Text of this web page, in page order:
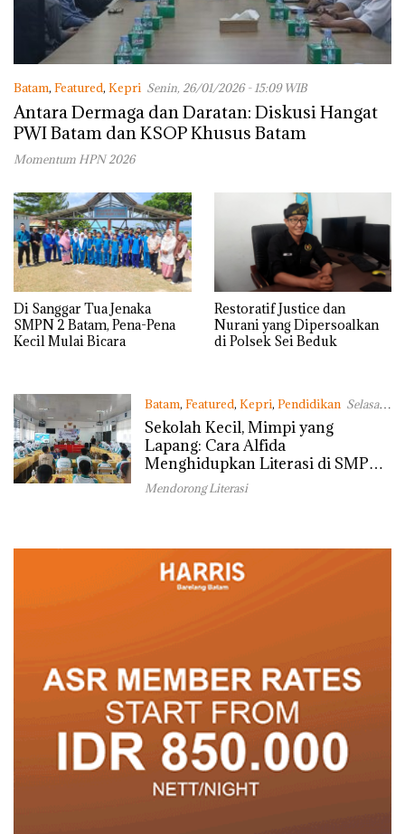
Batam, Featured, Kepri Senin, 26/01/2026 - 15:09 WIB
Antara Dermaga dan Daratan: Diskusi Hangat
PWI Batam dan KSOP Khusus Batam
Momentum HPN 2026
Di Sanggar Tua Jenaka
SMPN 2 Batam, Pena-Pena
Kecil Mulai Bicara
Restoratif Justice dan
Nurani yang Dipersoalkan
di Polsek Sei Beduk
Batam, Featured, Kepri, Pendidikan Selasa,
20/01/2026 - 23:45 WIB
Sekolah Kecil, Mimpi yang
Lapang: Cara Alfida
Menghidupkan Literasi di SMPN
38 Batam
Mendorong Literasi